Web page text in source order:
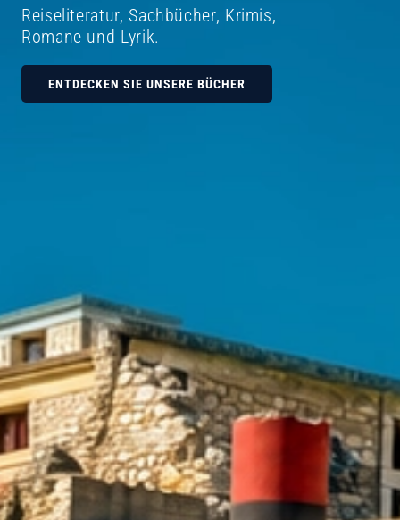
Reiseliteratur, Sachbücher, Krimis,
Romane und Lyrik.
ENTDECKEN SIE UNSERE BÜCHER